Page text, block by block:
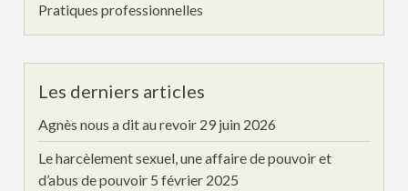
Pratiques professionnelles
Les derniers articles
Agnès nous a dit au revoir 29 juin 2026
Le harcèlement sexuel, une affaire de pouvoir et
d’abus de pouvoir 5 février 2025